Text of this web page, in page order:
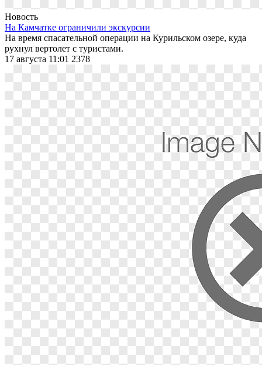
Новость
На Камчатке ограничили экскурсии
На время спасательной операции на Курильском озере, куда
рухнул вертолет с туристами.
17 августа 11:01 2378